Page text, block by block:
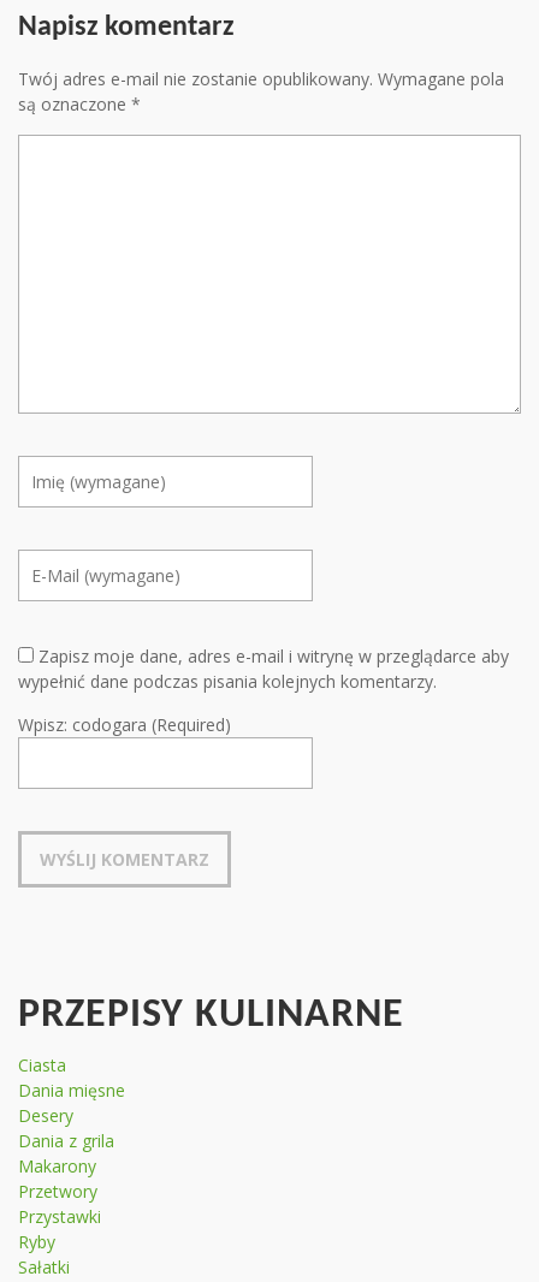
Napisz komentarz
Twój adres e-mail nie zostanie opublikowany. Wymagane pola
są oznaczone *
Zapisz moje dane, adres e-mail i witrynę w przeglądarce aby
wypełnić dane podczas pisania kolejnych komentarzy.
Wpisz: codogara (Required)
PRZEPISY KULINARNE
Ciasta
Dania mięsne
Desery
Dania z grila
Makarony
Przetwory
Przystawki
Ryby
Sałatki